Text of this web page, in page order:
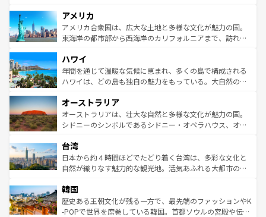
ンツ一覧を参照してほしい。
の建物がそのまま残る町や、スイスならではのユニークな
博物館もあり、アルプス観光だけでなく町歩きも満喫する
ことができる。国民の所得が高いため物価も高いが、旅行
ば市内交通費無料で観光を楽しむこともできる。 なお、新
着のスイス情報はコンテンツ一覧 を参照してほしい。
アメリカ
アメリカ合衆国は、広大な土地と多様な文化が魅力の国。
東海岸の都市部から西海岸のカリフォルニアまで、訪れる
のような巨大都市は、観光、ショッピング、エンターテイ
ンメントが詰まった刺激的なスポットだ。一方、アメリカ
西部には大自然が広がり、グランドキャニオンやイエロー
部のニューオーリンズでは、音楽と美食が融合した独特の
文化が魅力。旅行者はアメリカの各地域で異なる魅力を楽
しみながら、その多様性と豊かな歴史を感じることができ
ならではの贅沢な旅のスタイルだ。 なお、新着のアメリカ
情報はコンテンツ一覧を参照してほしい。
ハワイ
年間を通じて温暖な気候に恵まれ、多くの島で構成される
ハワイは、どの島も独自の魅力をもっている。大自然の神
ワイ島は見逃せない。また、定番の観光地といえばオアフ
島だが、静かな自然を求めるならマウイ島やカウアイ島が
おすすめ。エメラルドグリーンに輝く海をはじめ、豊かな
れるおもてなしの心で訪れる人々を迎えてくれるハワイの
人々、おいしいローカルフードやハワイアンミュージッ
ク、伝統的なフラダンスなど、すべてがハワイの魅力を彩
ワイを、存分に味わってほしい。 なお、新着のハワイ情報
はコンテンツ一覧を参照してほしい。
オーストラリア
オーストラリアは、壮大な自然と多様な文化が魅力の国。
シドニーのシンボルであるシドニー・オペラハウス、オー
リアリーフや大陸中央部にそびえるウルル（エアーズロッ
ク）、タスマニアの美しい原生林やケアンズの熱帯雨林な
ど、見どころがたくさん。また、カフェやワイン、オージ
いる。アクティビティも充実しており、サーフィンやダイ
ビング、ハイキングなど、アウトドア好きにはたまらな
い。オーストラリアの多彩な魅力を存分に味わいつくそ
台湾
日本から約４時間ほどでたどり着く台湾は、多彩な文化と
自然が織りなす魅力的な観光地。活気あふれる大都市の台
ン）、静ひつな山岳地帯である台湾東部など、都市の喧騒
と山間の静けさが共存しており、訪れる人に新しい発見と
驚きをもたらしてくれる。また、奥深い台湾の食文化も魅
韓国
歴史ある王朝文化が残る一方で、最先端のファッションやK
-POPで世界を席巻している韓国。首都ソウルの宮殿や伝統